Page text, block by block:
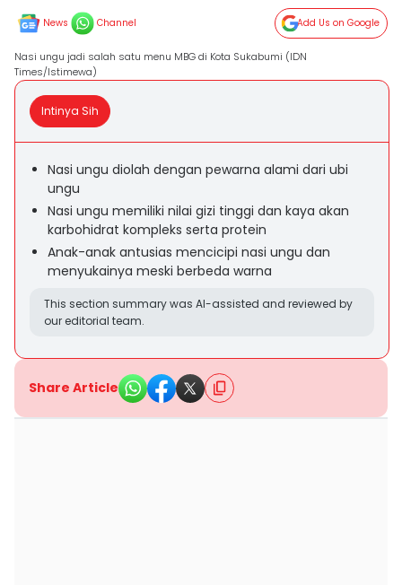
News Channel Add Us on Google
Nasi ungu jadi salah satu menu MBG di Kota Sukabumi (IDN
Times/Istimewa)
Intinya Sih
Nasi ungu diolah dengan pewarna alami dari ubi
ungu
Nasi ungu memiliki nilai gizi tinggi dan kaya akan
karbohidrat kompleks serta protein
Anak-anak antusias mencicipi nasi ungu dan
menyukainya meski berbeda warna
This section summary was AI-assisted and reviewed by
our editorial team.
Share Article